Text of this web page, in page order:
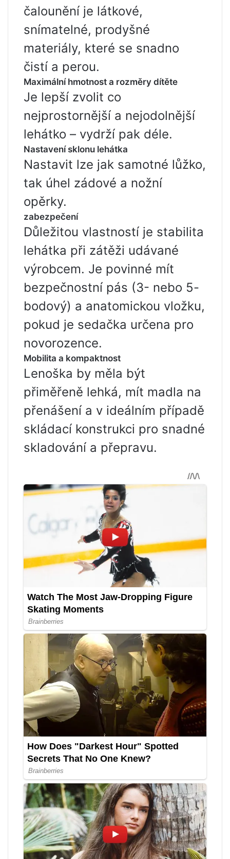
čalounění je látkové,
snímatelné, prodyšné
materiály, které se snadno
čistí a perou.
Maximální hmotnost a rozměry dítěte
Je lepší zvolit co
nejprostornější a nejodolnější
lehátko – vydrží pak déle.
Nastavení sklonu lehátka
Nastavit lze jak samotné lůžko,
tak úhel zádové a nožní
opěrky.
zabezpečení
Důležitou vlastností je stabilita
lehátka při zátěži udávané
výrobcem. Je povinné mít
bezpečnostní pás (3- nebo 5-
bodový) a anatomickou vložku,
pokud je sedačka určena pro
novorozence.
Mobilita a kompaktnost
Lenoška by měla být
přiměřeně lehká, mít madla na
přenášení a v ideálním případě
skládací konstrukci pro snadné
skladování a přepravu.